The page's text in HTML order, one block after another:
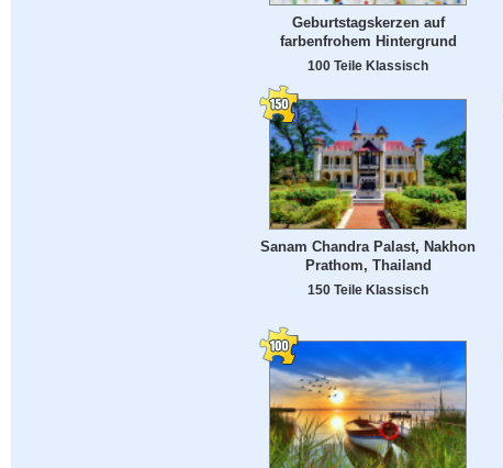
Geburtstagskerzen auf
farbenfrohem Hintergrund
100 Teile Klassisch
Sanam Chandra Palast, Nakhon
Prathom, Thailand
150 Teile Klassisch